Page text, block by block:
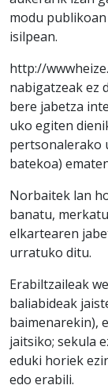
modu
isilpean.
http://
nabigatzeak ez
bere jabetza
uko egiten
pertsonalerako
batekoa)
Norbaitek lan
banatu,
elkartearen
urratuko ditu.
Erabiltzaileak
baliabideak
baimenarekin),
jaitsiko; sekula
eduki horiek
edo erabili.